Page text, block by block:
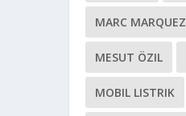
MARC MARQUEZ
MESUT ÖZIL
MOBIL LISTRIK